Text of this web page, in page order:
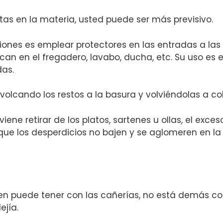
en la materia, usted puede ser más previsivo.
es emplear protectores en las entradas a
en el fregadero, lavabo, ducha, etc. Su uso es
los restos a la basura y volviéndolas a
retirar de los platos, sartenes u ollas, el
los desperdicios no bajen y se aglomeren en
puede tener con las cañerías, no está demás